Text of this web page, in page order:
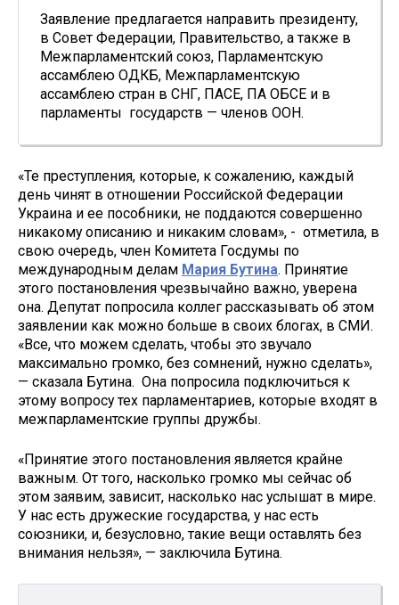
Заявление предлагается направить президенту,
в Совет Федерации, Правительство, а также в
Межпарламентский союз, Парламентскую
ассамблею ОДКБ, Межпарламентскую
ассамблею стран в СНГ, ПАСЕ, ПА ОБСЕ и в
парламенты государств — членов ООН.
«Те преступления, которые, к сожалению, каждый
день чинят в отношении Российской Федерации
Украина и ее пособники, не поддаются совершенно
никакому описанию и никаким словам», - отметила, в
свою очередь, член Комитета Госдумы по
международным делам Мария Бутина. Принятие
этого постановления чрезвычайно важно, уверена
она. Депутат попросила коллег рассказывать об этом
заявлении как можно больше в своих блогах, в СМИ.
«Все, что можем сделать, чтобы это звучало
максимально громко, без сомнений, нужно сделать»,
— сказала Бутина. Она попросила подключиться к
этому вопросу тех парламентариев, которые входят в
межпарламентские группы дружбы.
«Принятие этого постановления является крайне
важным. От того, насколько громко мы сейчас об
этом заявим, зависит, насколько нас услышат в мире.
У нас есть дружеские государства, у нас есть
союзники, и, безусловно, такие вещи оставлять без
внимания нельзя», — заключила Бутина.